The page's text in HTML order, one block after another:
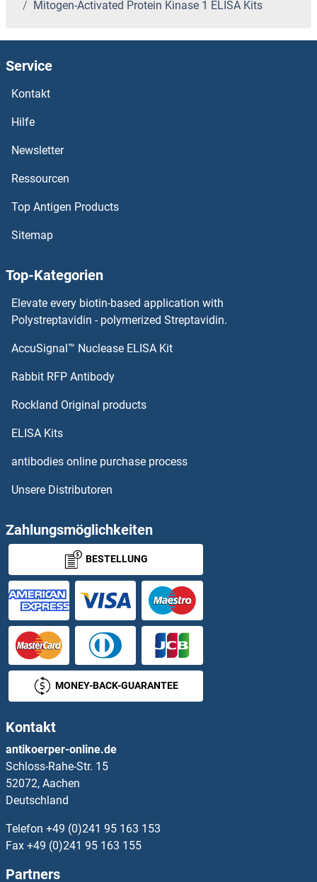
MIER1 ELISA Kits
Midline 2 ELISA Kits
Midkine (Neurite Growth-Promoting Factor 2) ELISA Kits
MICB ELISA Kits
MIXL1 ELISA Kits
MKKS ELISA Kits
MKL2 ELISA Kits
MKRN1 ELISA Kits
MKX ELISA Kits
MLANA ELISA Kits
MLF1 ELISA Kits
MLF1IP ELISA Kits
MLH3 ELISA Kits
MLKL ELISA Kits
MLL2 ELISA Kits
Mitogen-Activated Protein Kinase 1 ELISA Kits
Service
Kontakt
Hilfe
Newsletter
Ressourcen
Top Antigen Products
Sitemap
Top-Kategorien
Elevate every biotin-based application with
Polystreptavidin - polymerized Streptavidin.
AccuSignal™ Nuclease ELISA Kit
Rabbit RFP Antibody
Rockland Original products
ELISA Kits
antibodies online purchase process
Unsere Distributoren
Zahlungsmöglichkeiten
BESTELLUNG
MONEY-BACK-GUARANTEE
Kontakt
antikoerper-online.de
Schloss-Rahe-Str. 15
52072, Aachen
Deutschland
Telefon +49 (0)241 95 163 153
Fax +49 (0)241 95 163 155
Partners